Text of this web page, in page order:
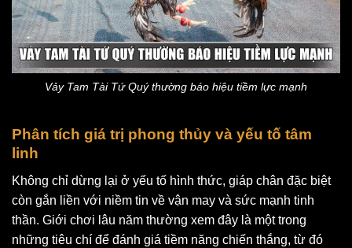
Vảy Tam Tài Tứ Quý thường báo hiệu tiềm lực mạnh
Phân tích giá trị phong thủy và yếu tố tâm
linh
Không chỉ dừng lại ở yếu tố hình thức, giáp chân đặc biệt
còn gắn liền với niềm tin về vận may và sức mạnh tinh
thần. Giới chơi lâu năm thường xem đây là một trong
những tiêu chí để đánh giá tiềm năng chiến thắng, từ đó